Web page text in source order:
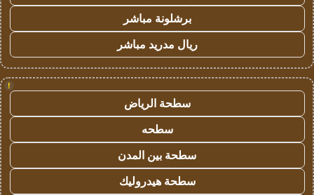
برشلونة مباشر
ريال مدريد مباشر
!
سطحة الرياض
سطحه
سطحة بين المدن
سطحة هيدروليك